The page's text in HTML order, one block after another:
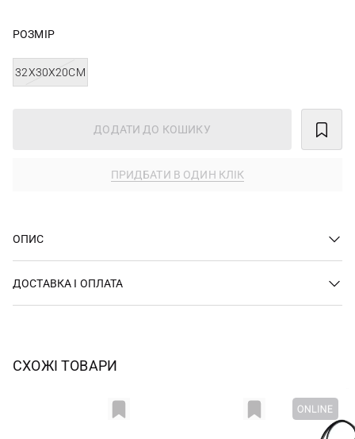
РОЗМІР
32X30X20CM
ДОДАТИ ДО КОШИКУ
ПРИДБАТИ В ОДИН КЛІК
ОПИС
ДОСТАВКА І ОПЛАТА
СХОЖІ ТОВАРИ